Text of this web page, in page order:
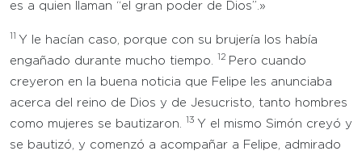
es a quien llaman “el gran poder de Dios”.»
Y le hacían caso, porque con su brujería los había
engañado durante mucho tiempo.
12 Pero cuando
creyeron en la buena noticia que Felipe les anunciaba
acerca del reino de Dios y de Jesucristo, tanto hombres
como mujeres se bautizaron.
13 Y el mismo Simón creyó y
se bautizó, y comenzó a acompañar a Felipe, admirado